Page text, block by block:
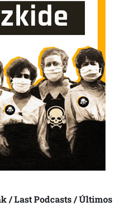
/ Last Podcasts / Últimos